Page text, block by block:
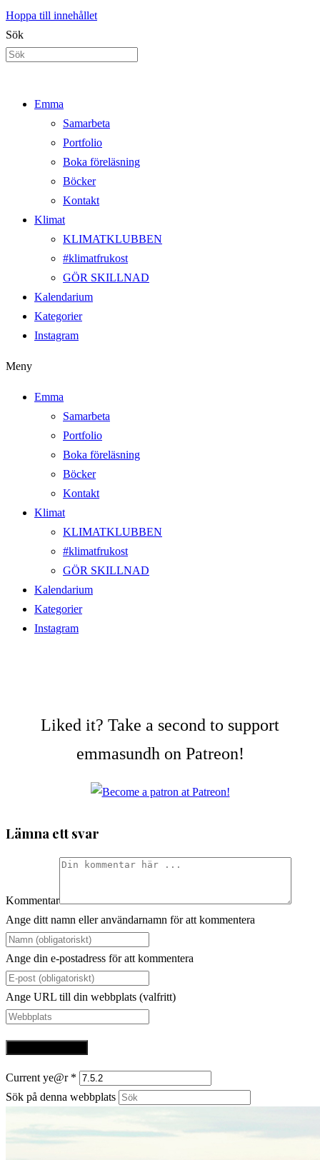
Hoppa till innehållet
Sök
Emma
Samarbeta
Portfolio
Boka föreläsning
Böcker
Kontakt
Klimat
KLIMATKLUBBEN
#klimatfrukost
GÖR SKILLNAD
Kalendarium
Kategorier
Instagram
Meny
Emma
Samarbeta
Portfolio
Boka föreläsning
Böcker
Kontakt
Klimat
KLIMATKLUBBEN
#klimatfrukost
GÖR SKILLNAD
Kalendarium
Kategorier
Instagram
Liked it? Take a second to support
emmasundh on Patreon!
Lämna ett svar
Kommentar
Ange ditt namn eller användarnamn för att kommentera
Ange din e-postadress för att kommentera
Ange URL till din webbplats (valfritt)
Current ye@r *
Sök på denna webbplats